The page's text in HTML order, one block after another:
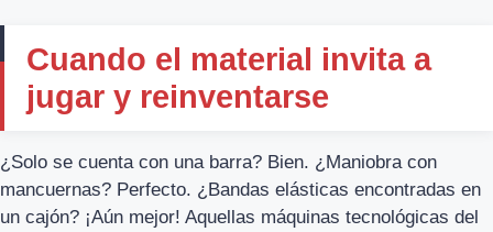
Cuando el material invita a
jugar y reinventarse
¿Solo se cuenta con una barra? Bien. ¿Maniobra con
mancuernas? Perfecto. ¿Bandas elásticas encontradas en
un cajón? ¡Aún mejor! Aquellas máquinas tecnológicas del